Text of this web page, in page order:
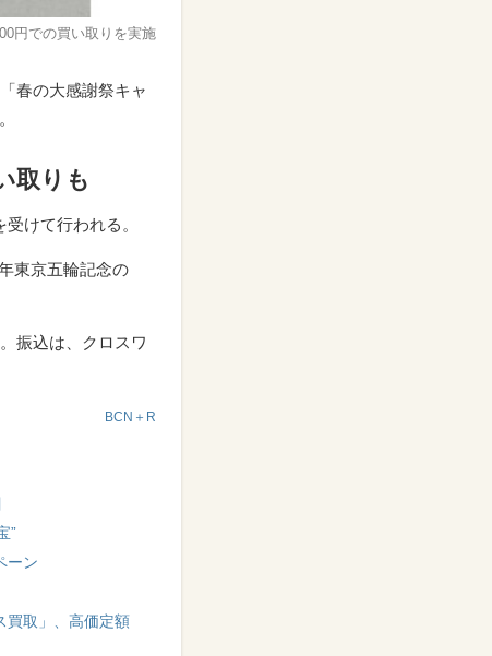
円での買い取りを実施
春の大感謝祭キャ
取りも
けて行われる。
東京五輪記念の
振込は、クロスワ
BCN＋R
”
ーン
買取」、高価定額